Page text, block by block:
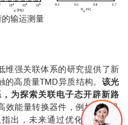
输运测量
维强关联体系的研究提供了新
高质量TMD异质结构。 该光
为探索关联电子态开辟新路
效能量转换器件，例如激子晶
出，未来通过优化样品质量